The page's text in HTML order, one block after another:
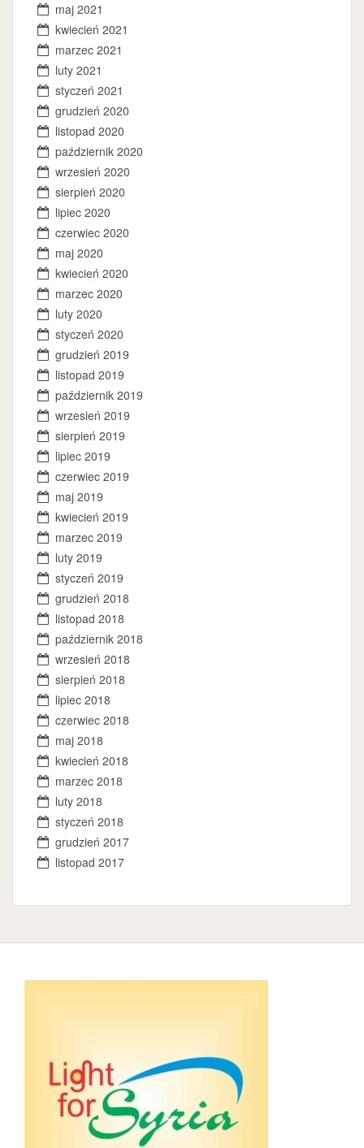
maj 2021
kwiecień 2021
marzec 2021
luty 2021
styczeń 2021
grudzień 2020
listopad 2020
październik 2020
wrzesień 2020
sierpień 2020
lipiec 2020
czerwiec 2020
maj 2020
kwiecień 2020
marzec 2020
luty 2020
styczeń 2020
grudzień 2019
listopad 2019
październik 2019
wrzesień 2019
sierpień 2019
lipiec 2019
czerwiec 2019
maj 2019
kwiecień 2019
marzec 2019
luty 2019
styczeń 2019
grudzień 2018
listopad 2018
październik 2018
wrzesień 2018
sierpień 2018
lipiec 2018
czerwiec 2018
maj 2018
kwiecień 2018
marzec 2018
luty 2018
styczeń 2018
grudzień 2017
listopad 2017